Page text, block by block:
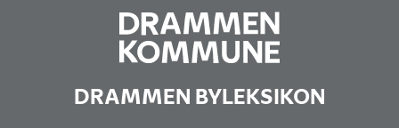
DRAMMEN BYLEKSIKON